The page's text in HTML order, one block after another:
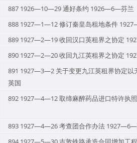
887 1926—10—29 通好条约 1926—6—芬兰
888 1927—1—12 修订秦皇岛租地条件
889 1927—2—19 收回汉口英租界之协定
890 1927—2—20 收回九江英租界之协定
891 1927—3—2 关于变更九江英租界协定
英国
892 1927—4—12 取缔麻醉药品进口特许执
893 1927—4—26 考查团合作办法